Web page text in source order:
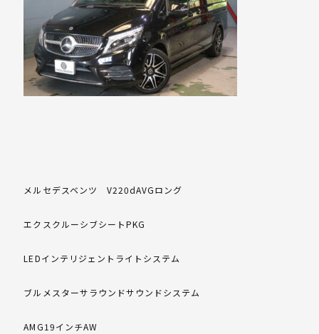
メルセデスベンツ V220dAVGロング
エクスクルーシブシートPKG
LEDインテリジェントライトシステム
ブルメスターサラウンドサウンドシステム
AMG19インチAW